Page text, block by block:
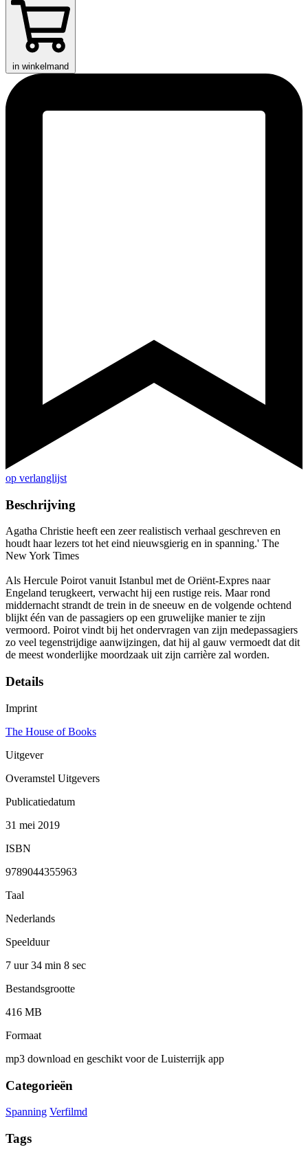
in winkelmand
op verlanglijst
Beschrijving
Agatha Christie heeft een zeer realistisch verhaal geschreven en
houdt haar lezers tot het eind nieuwsgierig en in spanning.' The
New York Times
Als Hercule Poirot vanuit Istanbul met de Oriënt-Expres naar
Engeland terugkeert, verwacht hij een rustige reis. Maar rond
middernacht strandt de trein in de sneeuw en de volgende ochtend
blijkt één van de passagiers op een gruwelijke manier te zijn
vermoord. Poirot vindt bij het ondervragen van zijn medepassagiers
zo veel tegenstrijdige aanwijzingen, dat hij al gauw vermoedt dat dit
de meest wonderlijke moordzaak uit zijn carrière zal worden.
Details
Imprint
The House of Books
Uitgever
Overamstel Uitgevers
Publicatiedatum
31 mei 2019
ISBN
9789044355963
Taal
Nederlands
Speelduur
7 uur 34 min 8 sec
Bestandsgrootte
416 MB
Formaat
mp3 download en geschikt voor de Luisterrijk app
Categorieën
Spanning Verfilmd
Tags